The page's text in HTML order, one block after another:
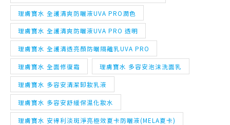
理膚寶水 全護清爽防曬液UVA PRO潤色
理膚寶水 全護清爽防曬液UVA PRO 透明
理膚寶水 全護清透亮顏防曬隔離乳UVA PRO
理膚寶水 全面修復霜 理膚寶水 多容安泡沫洗面乳
理膚寶水 多容安清潔卸妝乳液
理膚寶水 多容安舒緩保濕化妝水
理膚寶水 安得利淡斑淨亮極效夏卡防曬液(MELA夏卡)